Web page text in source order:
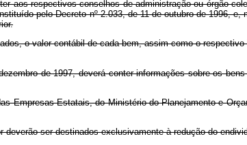
aos respectivos conselhos de administração ou órgão
pelo Decreto nº 2.033, de 11 de outubro de 1996,
o valor contábil de cada bem, assim como o
de 1997, deverá conter informações sobre os
Estatais, do Ministério do Planejamento e
ser destinados exclusivamente à redução do